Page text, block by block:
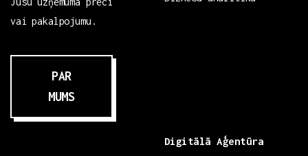
vai pakalpojumu.
PAR
MUMS
Digitālā Aģentūra